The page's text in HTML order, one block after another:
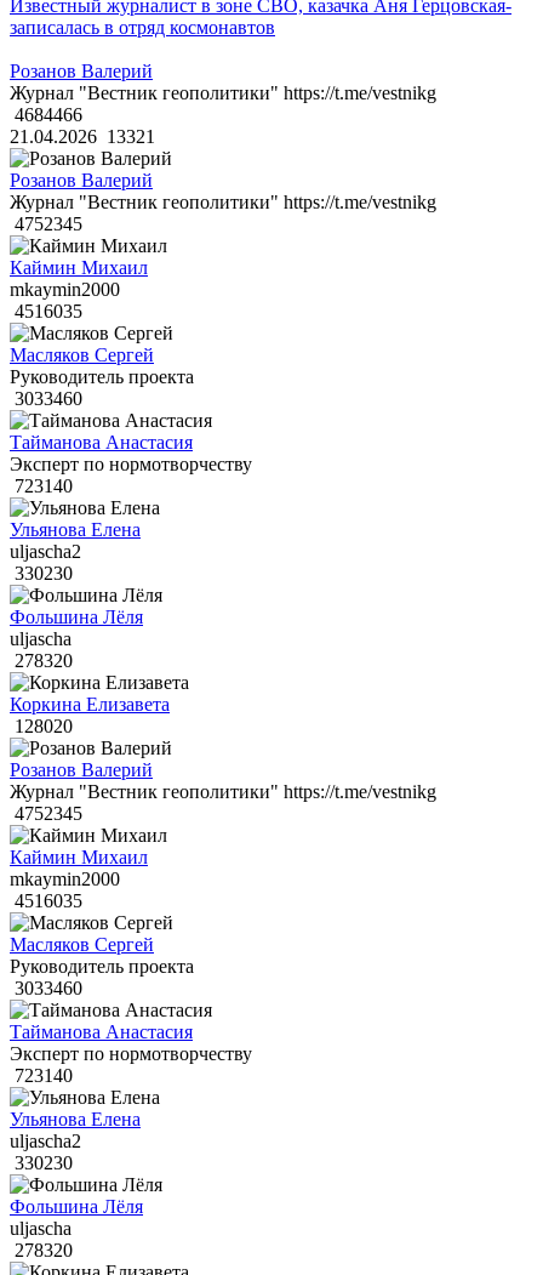
Известный журналист в зоне СВО, казачка Аня Герцовская-
записалась в отряд космонавтов
Розанов Валерий
Журнал "Вестник геополитики" https://t.me/vestnikg
4684466
21.04.2026 13321
Розанов Валерий
Журнал "Вестник геополитики" https://t.me/vestnikg
4752345
Каймин Михаил
mkaymin2000
4516035
Масляков Сергей
Руководитель проекта
3033460
Тайманова Анастасия
Эксперт по нормотворчеству
723140
Ульянова Елена
uljascha2
330230
Фольшина Лёля
uljascha
278320
Коркина Елизавета
128020
Розанов Валерий
Журнал "Вестник геополитики" https://t.me/vestnikg
4752345
Каймин Михаил
mkaymin2000
4516035
Масляков Сергей
Руководитель проекта
3033460
Тайманова Анастасия
Эксперт по нормотворчеству
723140
Ульянова Елена
uljascha2
330230
Фольшина Лёля
uljascha
278320